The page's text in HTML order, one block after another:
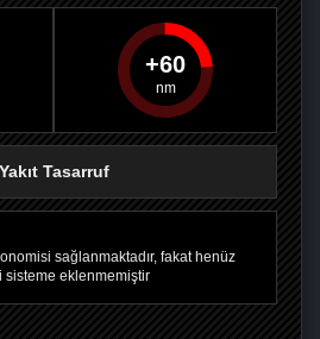
60
Yakıt Tasarruf
sağlanmaktadır, fakat henüz
sisteme eklenmemiştir